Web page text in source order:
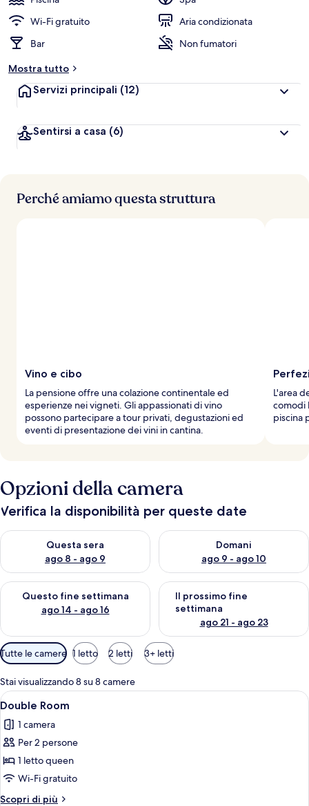
a
u
z
a
a
t
o
r
Wi-Fi gratuito
Aria condizionata
Bar
Non fumatori
Mostra tutto
Servizi principali (12)
Sentirsi a casa (6)
Perché amiamo questa struttura
Vino e cibo
La pensione offre una colazione continentale ed
esperienze nei vigneti. Gli appassionati di vino
possono partecipare a tour privati, degustazioni ed
eventi di presentazione dei vini in cantina.
L'area
comodi
piscina
Opzioni della camera
Verifica la disponibilità per queste date
Questa sera
ago 8 - ago 9
Verifica la disponibilità per questa sera, ago 8 - ago 9
Domani
ago 9 - ago 10
Verifica la disponibilità per
Questo fine settimana
ago 14 - ago 16
Verifica la disponibilità per questo fine settimana, ago 14 -
Il prossimo fine
settimana
ago 21 - ago 23
Verifica la disponibilità per il
Filtri
disponibili
per
le
camere
Tutte le camere 1 letto 2 letti 3+ letti
Stai visualizzando 8 su 8 camere
Apri
tutte
le
foto
per
Double
Room
Una camera d'albergo moderna con
9
Double Room
1 camera
Per 2 persone
1 letto queen
Wi-Fi gratuito
Scopri di più
Altri